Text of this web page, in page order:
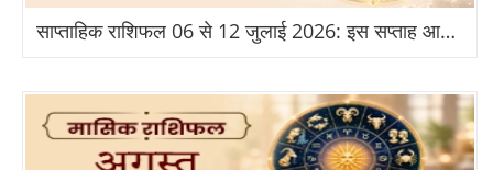
साप्ताहिक राशिफल 06 से 12 जुलाई 2026: इस सप्ताह आपकी राशि के लिए क्या है खास?